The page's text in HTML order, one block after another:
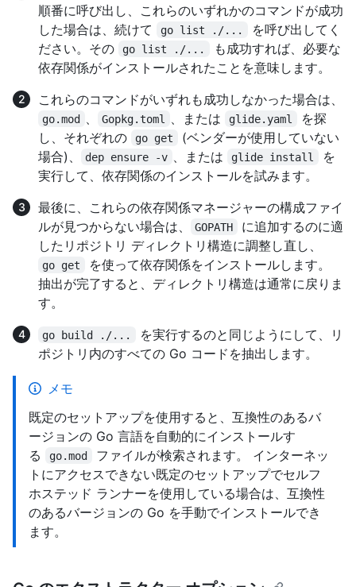
順番に呼び出し、これらのいずれかのコマンドが成功
した場合は、続けて
go list ./...
を呼び出してく
ださい。その
go list ./...
も成功すれば、必要な
依存関係がインストールされたことを意味します。
これらのコマンドがいずれも成功しなかった場合は、
go.mod Gopkg.toml 、または glide.yaml
を探
し、それぞれの
go get
(ベンダーが使用していない
場合)、
dep ensure -v 、または glide install
を
実行して、依存関係のインストールを試みます。
最後に、これらの依存関係マネージャーの構成ファイ
ルが見つからない場合は、
GOPATH
に追加するのに適
したリポジトリ ディレクトリ構造に調整し直し、
go get
を使って依存関係をインストールします。
抽出が完了すると、ディレクトリ構造は通常に戻りま
す。
go build ./...
を実行するのと同じようにして、リ
ポジトリ内のすべての Go コードを抽出します。
メモ
既定のセットアップを使用すると、互換性のあるバ
ージョンの Go 言語を自動的にインストールす
る
go.mod
ファイルが検索されます。 インターネッ
トにアクセスできない既定のセットアップでセルフ
ホステッド ランナーを使用している場合は、互換性
のあるバージョンの Go を手動でインストールでき
ます。